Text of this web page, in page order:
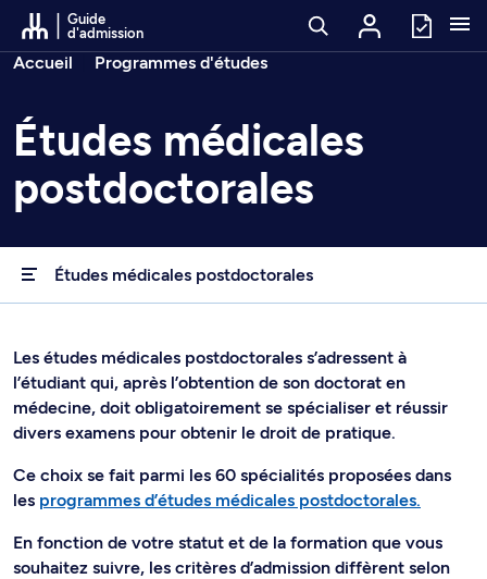
Passer au contenu
Guide
d'admission
Fil d’arianne
Accueil Programmes d'études
Études médicales
postdoctorales
Études médicales postdoctorales
Les études médicales postdoctorales s’adressent à
l’étudiant qui, après l’obtention de son doctorat en
médecine, doit obligatoirement se spécialiser et réussir
divers examens pour obtenir le droit de pratique.
Ce choix se fait parmi les 60 spécialités proposées dans
les programmes d’études médicales postdoctorales.
En fonction de votre statut et de la formation que vous
souhaitez suivre, les critères d’admission diffèrent selon